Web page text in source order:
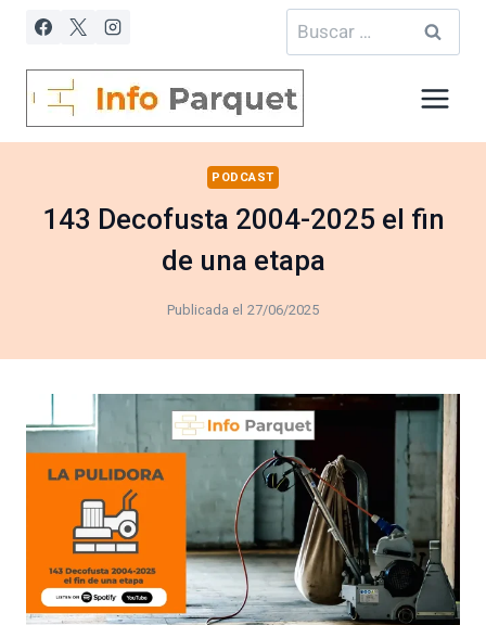
Saltar
contenido
Buscar:
PODCAST
143 Decofusta 2004-2025 el fin
de una etapa
Publicada el 27/06/2025